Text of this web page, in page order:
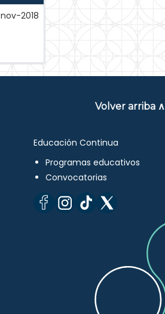
nov-2018
Volver arriba ∧
Educación Continua
Programas educativos
Convocatorias